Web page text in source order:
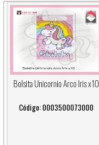
Bolsita Unicornio Arco Iris x10
Código: 0003500073000